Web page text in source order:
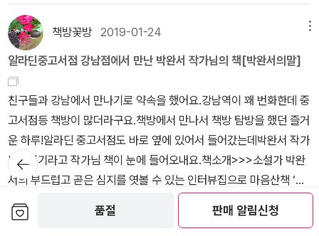
품절 판매 알림신청
도 강조되어야겠다. 시종일관 자기 얘기다. 젊은 처녀 박완서가 있고,
나중에 우리가 보는 건 중년, 노년의 박완서다. 저 페르소나 사이에
일관성이 물론 있다. 왜냐면 그건 어쨌거나 박완서니까. <도둑맞은
가난>처럼 소위 공순이(?)가 주인공인 경우에도, 여주들은 모두 굉
장히 야무지고 당당하다. 아주 마음에 든다! 그들은 아줌마가 되어도,
할머니가 되어도 그렇다. 어디 가서 기죽지 않는다. 늙어도 기죽지 않
는다, 아주 좋은 일이다. 이런 일련의 장점, 미덕을 소설적 자아-화자
인 박완서는 소설 속 다른 인물이나 독자에게 훈계, 강요, 설파하지 않
는다. 덧붙여, '나'의 얘기를 '우리'의 얘기로 만드는 저력, 넘나 부러운
것이다... 다른 소설가들도 그리 생각할 것이다... 그런데, 동화는 좀
달라서 놀랐다. 개미 나라가 엄청난 기근에 시달리던 중, 한 일개미가
려주는 옛이야기처럼 느껴졌다. 박완서 작가가 방 안에 들어앉아 창
호지에 바늘구멍으로 내고 바깥세상을 엿보는 재미로 쓴 소설을 통해
나는 그 세상을 본다. 쉽고 편안하게 다가오는 문장 안에는 개발과 발
전이라는 이름으로 너도 나도 아파트를 선호하고 어떻게든 성공하기
위해 애쓰는 모습을 고스란히 담겼다. 열심히 살아가는 소시민의 모
습은 예나 지금이나 다르지 않았다. 작가의 대단한 통찰력에 감탄하
지 않을 수 없다. 그러면서도 사는 게 다 그런 거라고, 너만 힘든 게 아
니라고 말하는 것 같아 마음이 포근해졌다. 추운 겨울밤 집으로 돌아
가는 길에 아파트 거실 창에서 퍼지는 환한 빛을 보는 것만으로도 따
뜻해지는 것처럼 말이다. 48편의 짧은 소설은 마치 거울 같았다. 그
러니까 이 소설집 한 권으로 1970년대의 연애와 결혼, 고부갈등, 여
성의 사회 진출, 아파트 열풍으로 인한 단절을 고스란히 마주할 수 있
책방꽃방 2019-01-24
알라딘중고서점 강남점에서 만난 박완서 작가님의 책[박완서의말]
친구들과 강남에서 만나기로 약속을 했어요.강남역이 꽤 번화한데 중
고서점등 책방이 많더라구요.책방에서 만나서 책방 탐방을 했던 즐거
운 하루!알라딘 중고서점도 바로 옆에 있어서 들어갔는데박완서 작가
님 8주기라고 작가님 책이 눈에 들어오내요.책소개>>>소설가 박완
서의 부드럽고 곧은 심지를 엿볼 수 있는 인터뷰집으로 마음산책 ‘말
시리즈’의 열 번째 책이다. 소설가 박완서의 이력이 절정에 다다라 있
던 1990년부터 1998년까지 모두 일곱 편의 대담을 담았다. 이 대담
더보기
뒤로가
기